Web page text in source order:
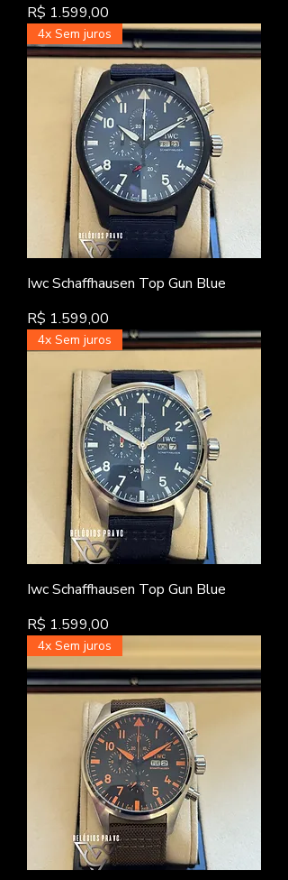
Preço
R$ 1.599,00
4x Sem juros
Iwc Schaffhausen Top Gun Blue
Preço
R$ 1.599,00
4x Sem juros
Iwc Schaffhausen Top Gun Blue
Preço
R$ 1.599,00
4x Sem juros